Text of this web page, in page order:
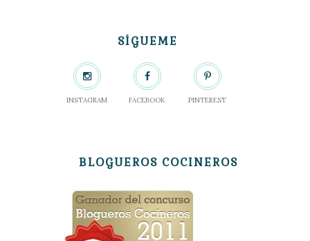
SÍGUEME
INSTAGRAM FACEBOOK PINTEREST
BLOGUEROS COCINEROS